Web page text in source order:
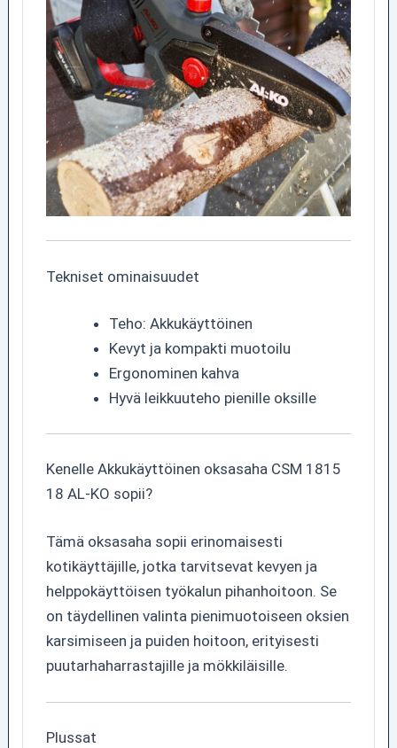
Tekniset ominaisuudet
Teho: Akkukäyttöinen
Kevyt ja kompakti muotoilu
Ergonominen kahva
Hyvä leikkuuteho pienille oksille
Kenelle Akkukäyttöinen oksasaha CSM 1815
18 AL-KO sopii?
Tämä oksasaha sopii erinomaisesti
kotikäyttäjille, jotka tarvitsevat kevyen ja
helppokäyttöisen työkalun pihanhoitoon. Se
on täydellinen valinta pienimuotoiseen oksien
karsimiseen ja puiden hoitoon, erityisesti
puutarhaharrastajille ja mökkiläisille.
Plussat